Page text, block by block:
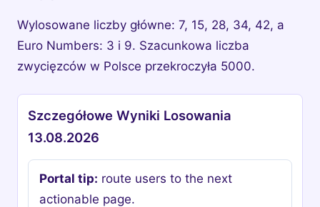
Wylosowane liczby główne: 7, 15, 28, 34, 42, a
Euro Numbers: 3 i 9. Szacunkowa liczba
zwycięzców w Polsce przekroczyła 5000.
Szczegółowe Wyniki Losowania
13.08.2026
Portal tip: route users to the next
actionable page.